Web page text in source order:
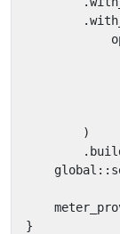
.
)
.
global ::
}